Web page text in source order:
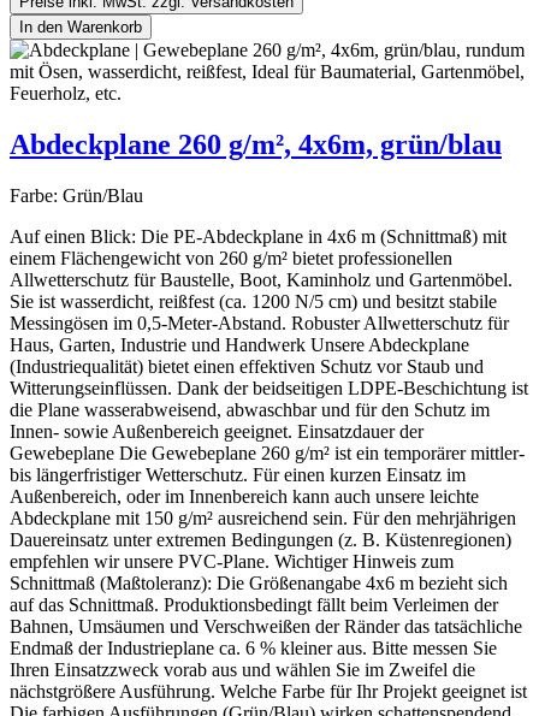
In den Warenkorb
Abdeckplane 260 g/m², 4x6m, grün/blau
Farbe: Grün/Blau
Auf einen Blick: Die PE-Abdeckplane in 4x6 m (Schnittmaß) mit
einem Flächengewicht von 260 g/m² bietet professionellen
Allwetterschutz für Baustelle, Boot, Kaminholz und Gartenmöbel.
Sie ist wasserdicht, reißfest (ca. 1200 N/5 cm) und besitzt stabile
Messingösen im 0,5-Meter-Abstand. Robuster Allwetterschutz für
Haus, Garten, Industrie und Handwerk Unsere Abdeckplane
(Industriequalität) bietet einen effektiven Schutz vor Staub und
Witterungseinflüssen. Dank der beidseitigen LDPE-Beschichtung ist
die Plane wasserabweisend, abwaschbar und für den Schutz im
Innen- sowie Außenbereich geeignet. Einsatzdauer der
Gewebeplane Die Gewebeplane 260 g/m² ist ein temporärer mittler-
bis längerfristiger Wetterschutz. Für einen kurzen Einsatz im
Außenbereich, oder im Innenbereich kann auch unsere leichte
Abdeckplane mit 150 g/m² ausreichend sein. Für den mehrjährigen
Dauereinsatz unter extremen Bedingungen (z. B. Küstenregionen)
empfehlen wir unsere PVC-Plane. Wichtiger Hinweis zum
Schnittmaß (Maßtoleranz): Die Größenangabe 4x6 m bezieht sich
auf das Schnittmaß. Produktionsbedingt fällt beim Verleimen der
Bahnen, Umsäumen und Verschweißen der Ränder das tatsächliche
Endmaß der Industrieplane ca. 6 % kleiner aus. Bitte messen Sie
Ihren Einsatzzweck vorab aus und wählen Sie im Zweifel die
nächstgrößere Ausführung. Welche Farbe für Ihr Projekt geeignet ist